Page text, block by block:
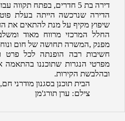
דירה בת 5 חדרים, בפתח תקווה עבור משפחה + 3 ילדים.
הדירה שנרכשה הייתה בעלת
שיפוץ מקיף על מנת להתאים את
החלל המרכזי מרווח מאוד
מפנק ,המשרה תחושה של חום
חשיבות רבה הופנתה לכל פרט
מפרטי הנגרות שתוכננו בהתאמה
ובהלבשת הקירות.
הבית תוכנן בסגנון מודרני חם,
צילם: ערן תורג'מן